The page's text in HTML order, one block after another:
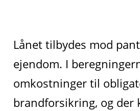
Lånet tilbydes mod
ejendom. I
omkostninger til
brandforsikring, og der